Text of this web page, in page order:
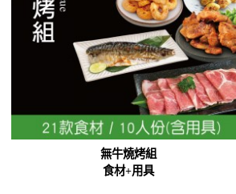
無牛燒烤組
食材+用具